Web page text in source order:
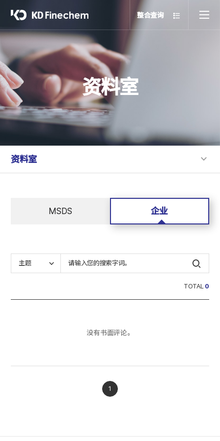
整合查询
资料室
资料室
MSDS 企业
主题
TOTAL 0
没有书面评论。
1